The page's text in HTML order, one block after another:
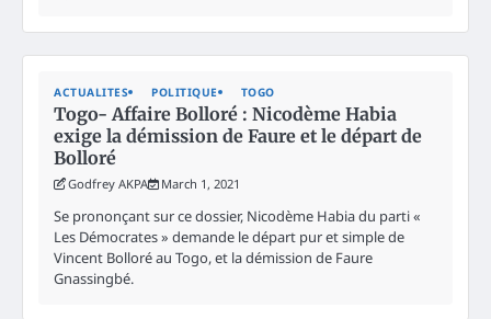
ACTUALITES POLITIQUE TOGO
Togo- Affaire Bolloré : Nicodème Habia
exige la démission de Faure et le départ de
Bolloré
Godfrey AKPA March 1, 2021
Se prononçant sur ce dossier, Nicodème Habia du parti «
Les Démocrates » demande le départ pur et simple de
Vincent Bolloré au Togo, et la démission de Faure
Gnassingbé.